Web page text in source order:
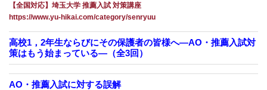
【全国対応】埼玉大学 推薦入試 対策講座
https://www.yu-hikai.com/category/senryuu
高校1，2年生ならびにその保護者の皆様へ―AO・推薦入試対
策はもう始まっている―（全3回）
AO・推薦入試に対する誤解